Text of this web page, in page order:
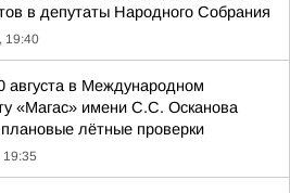
в депутаты Народного Собрания
19:40
августа в Международном
«Магас» имени С.С. Осканова
лётные проверки
19:35